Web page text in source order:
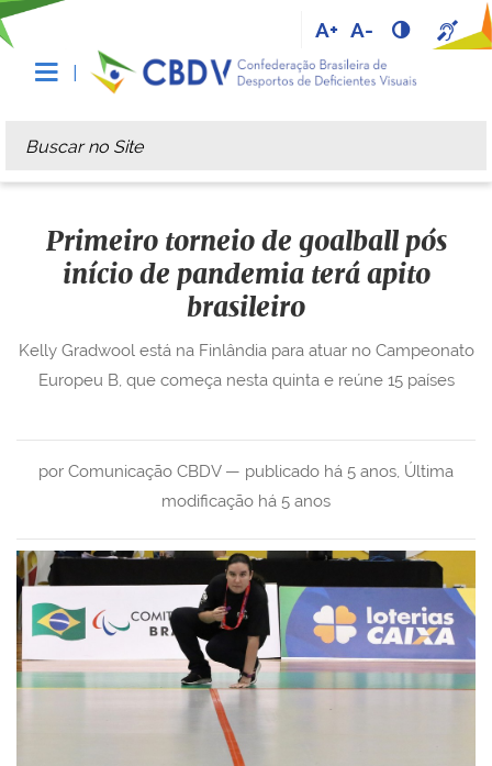
A+ A-
Busca
Busca Avançada…
Primeiro torneio de goalball pós
início de pandemia terá apito
brasileiro
por Comunicação CBDV — publicado há 5 anos, Última
modificação há 5 anos
Kelly Gradwool está na Finlândia para atuar no Campeonato
Europeu B, que começa nesta quinta e reúne 15 países